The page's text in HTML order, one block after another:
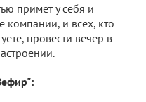
примет у себя и
и всех, кто
провести вечер в